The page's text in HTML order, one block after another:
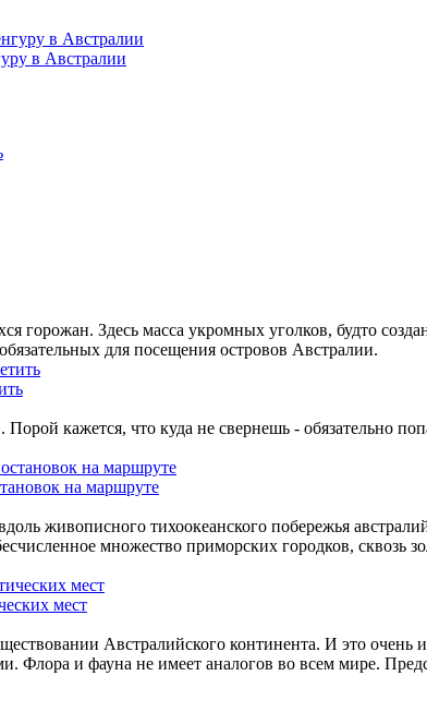
в Австралии
горожан. Здесь масса укромных уголков, будто
для посещения островов Австралии.
кажется, что куда не свернешь - обязательно
на маршруте
живописного тихоокеанского побережья
множество приморских городков,
мест
Австралийского континента. И это очень
Флора и фауна не имеет аналогов во всем мире.